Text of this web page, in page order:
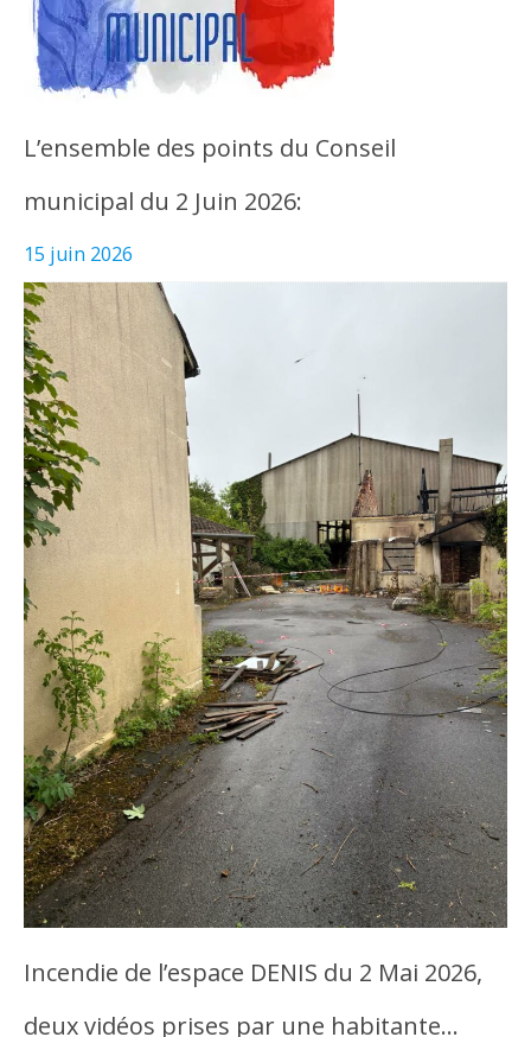
L’ensemble des points du Conseil
municipal du 2 Juin 2026:
15 juin 2026
Incendie de l’espace DENIS du 2 Mai 2026,
deux vidéos prises par une habitante…